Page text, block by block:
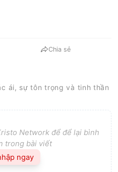
Chia sẻ
ái, sự tôn trọng và tinh thần
Network để để lại bình
trong bài viết
ngay